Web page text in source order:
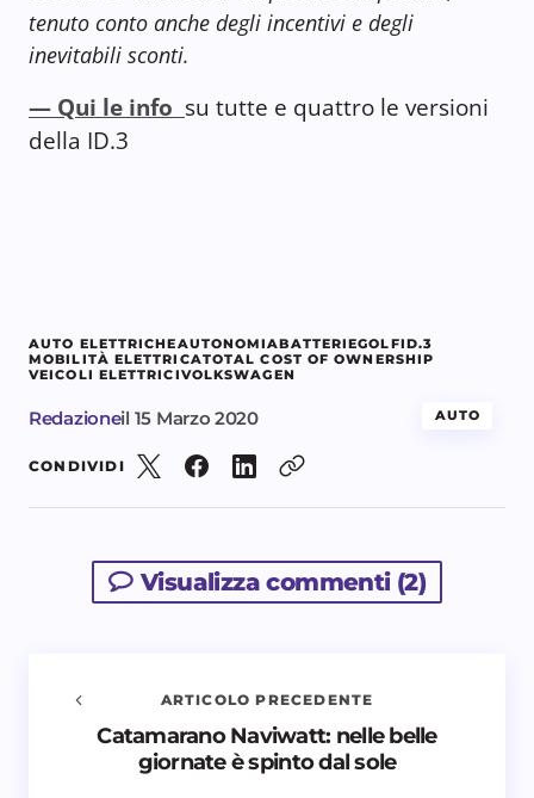
tenuto conto anche degli incentivi e degli
inevitabili sconti.
— Qui le info su tutte e quattro le versioni
della ID.3
AUTO ELETTRICHEAUTONOMIABATTERIEGOLFID.3
MOBILITÀ ELETTRICATOTAL COST OF OWNERSHIP
VEICOLI ELETTRICIVOLKSWAGEN
Redazioneil 15 Marzo 2020 AUTO
CONDIVIDI
Visualizza commenti (2)
Avvisami quando vengono aggiunti nuovi
commenti
ARTICOLO PRECEDENTE
Catamarano Naviwatt: nelle belle
giornate è spinto dal sole